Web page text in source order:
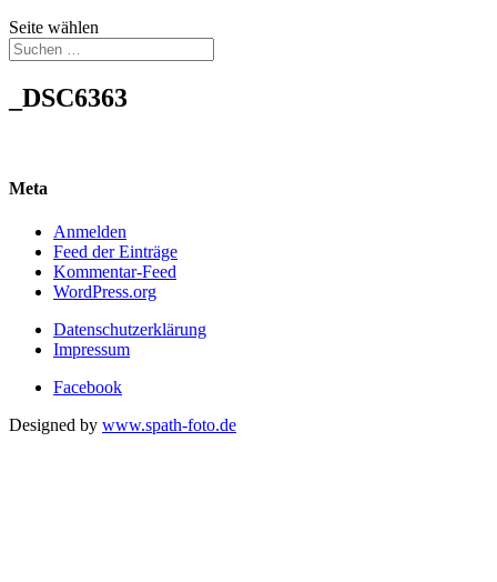
Seite wählen
_DSC6363
Meta
Anmelden
Feed der Einträge
Kommentar-Feed
WordPress.org
Datenschutzerklärung
Impressum
Facebook
Designed by www.spath-foto.de